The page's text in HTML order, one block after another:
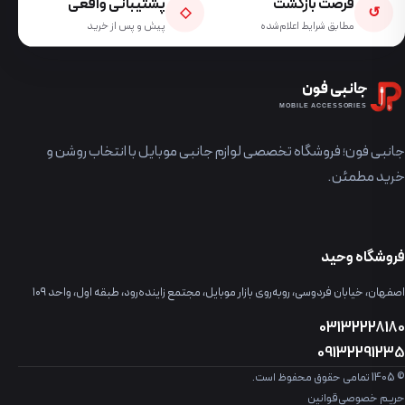
↺
مطابق شرایط اعلام‌شده
◇
پیش و پس از خرید
جانبی فون
MOBILE ACCESSORIES
جانبی فون؛ فروشگاه تخصصی لوازم جانبی موبایل با انتخاب روشن و
خرید مطمئن.
فروشگاه وحید
اصفهان، خیابان فردوسی، روبه‌روی بازار موبایل، مجتمع زاینده‌رود، طبقه اول، واحد ۱۰۹
03132228180
09132291235
© 1405 تمامی حقوق محفوظ است.
حریم خصوصیقوانین